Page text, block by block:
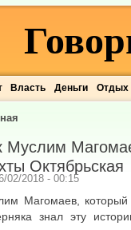
Власть Деньги Отдых
Муслим
Октябрьская
02/2018 - 00:15
Магомаев,
знал эту